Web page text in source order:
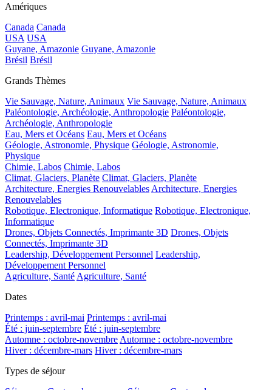
Amériques
Canada Canada
USA USA
Guyane, Amazonie Guyane, Amazonie
Brésil Brésil
Grands Thèmes
Vie Sauvage, Nature, Animaux Vie Sauvage, Nature, Animaux
Paléontologie, Archéologie, Anthropologie Paléontologie,
Archéologie, Anthropologie
Eau, Mers et Océans Eau, Mers et Océans
Géologie, Astronomie, Physique Géologie, Astronomie,
Physique
Chimie, Labos Chimie, Labos
Climat, Glaciers, Planète Climat, Glaciers, Planète
Architecture, Energies Renouvelables Architecture, Energies
Renouvelables
Robotique, Electronique, Informatique Robotique, Electronique,
Informatique
Drones, Objets Connectés, Imprimante 3D Drones, Objets
Connectés, Imprimante 3D
Leadership, Développement Personnel Leadership,
Développement Personnel
Agriculture, Santé Agriculture, Santé
Dates
Printemps : avril-mai Printemps : avril-mai
Été : juin-septembre Été : juin-septembre
Automne : octobre-novembre Automne : octobre-novembre
Hiver : décembre-mars Hiver : décembre-mars
Types de séjour